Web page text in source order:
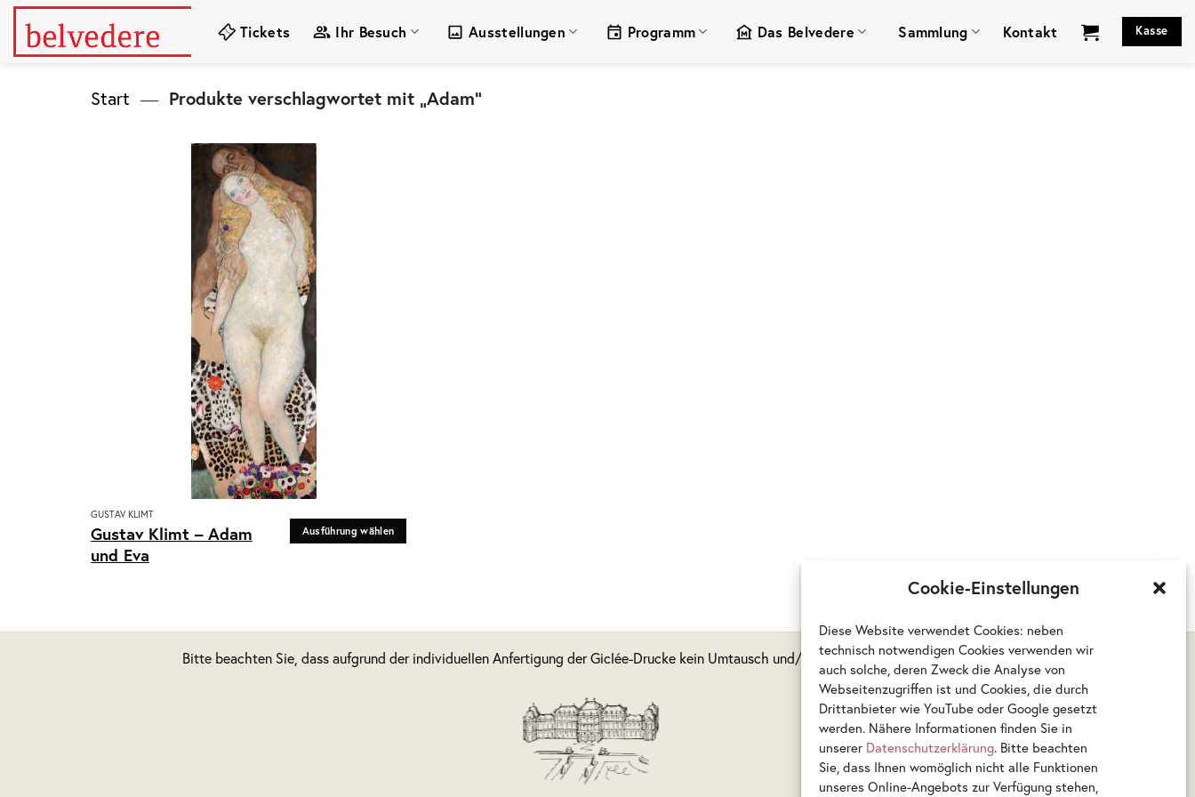
Cookie-Einstellungen
Diese Website verwendet Cookies: neben
technisch notwendigen Cookies verwenden wir
auch solche, deren Zweck die Analyse von
Webseitenzugriffen ist und Cookies, die durch
Drittanbieter wie YouTube oder Google gesetzt
werden. Nähere Informationen finden Sie in
unserer Datenschutzerklärung. Bitte beachten
Sie, dass Ihnen womöglich nicht alle Funktionen
unseres Online-Angebots zur Verfügung stehen,
Zum
Inhalt
springen
Tickets Ihr Besuch Ausstellungen Programm Das Belvedere Sammlung Kontakt Kasse
Start — Produkte verschlagwortet mit „Adam“
GUSTAV KLIMT
Gustav Klimt – Adam
und Eva
Ausführung wählen
Dieses
Produkt
weist
Bitte beachten Sie, dass aufgrund der individuellen Anfertigung der Giclée-Drucke kein Umtausch und/oder keine Rückgabe möglich sind.